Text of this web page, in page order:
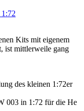
1:72
Kits mit eigenem
ist mittlerweile gang
des kleinen 1:72er